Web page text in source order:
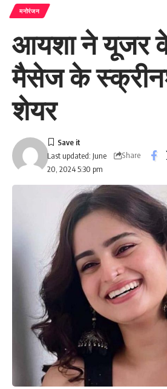
मनोरंजन
आयशा ने यूजर
मैसेज के
शेयर
Last updated: June
20, 2024 5:30 pm
Share